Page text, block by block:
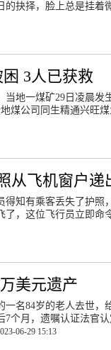
抉择，脸上总是挂着
3人已获救
地一煤矿29日凌晨发
煤公司同生精通兴旺
从飞机窗户递
知有乘客丢失了护照
，这位飞行员立即命
美元遗产
名84岁的老人去世，
个月，遗嘱认证法官
06-29 15:13